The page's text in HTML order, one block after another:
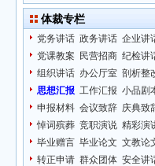
体裁专栏
党务讲话 政务讲话 企业讲
党课教案
民营招商 纪检讲
组织讲话 办公厅室 剖析整
思想汇报 工作汇报 小品剧
申报材料 会议致辞 庆典致
悼词殡葬 竞职演说 精彩演
毕业赠言 毕业论文 文教论
转正申请 群众团体 安全讲